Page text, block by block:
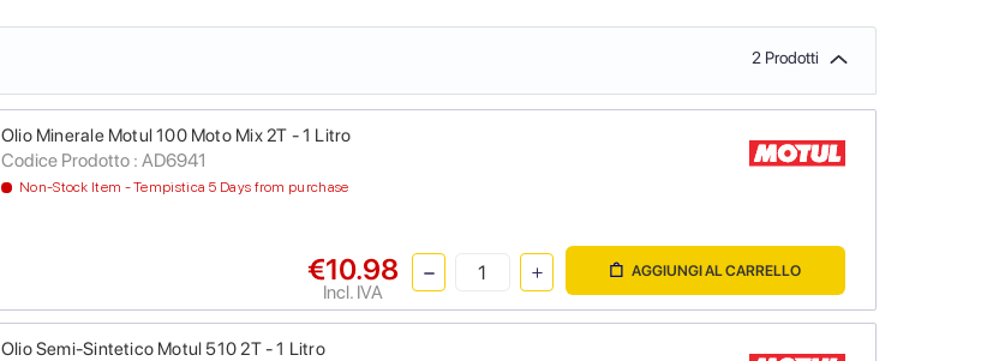
2 Prodotti
Olio Minerale Motul 100 Moto Mix 2T - 1 Litro
Codice Prodotto : AD6941
Non-Stock Item - Tempistica 5 Days from purchase
€10.98
Incl. IVA
AGGIUNGI AL CARRELLO
Olio Semi-Sintetico Motul 510 2T - 1 Litro